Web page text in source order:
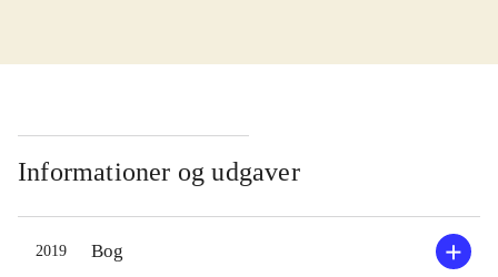
til at gøre hverdagen lettere og
forslag til kreative udfoldelser, god
mad og hygge med familier og
venner. Det gælder både i hverdagen,
som 1. hovedafsnit i bogen starter
med: madpakker, morgenmad,
Informationer og udgaver
2019 Bog